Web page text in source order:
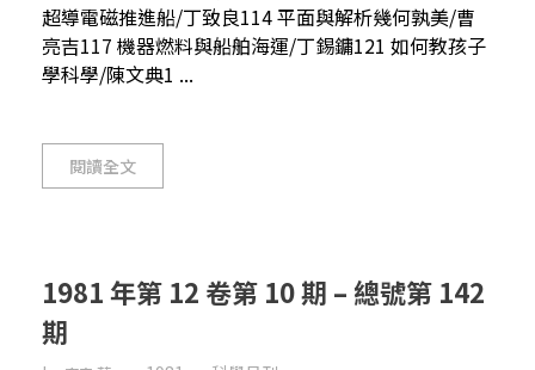
超導電磁推進船/丁致良114 平面與解析幾何孰美/曹
亮吉117 機器燃料與船舶海運/丁錫鏞121 如何教孩子
學科學/陳文典1 ...
閱讀全文
1981 年第 12 卷第 10 期 – 總號第 142
期